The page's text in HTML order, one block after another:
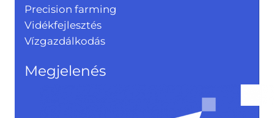
Precision farming
Vidékfejlesztés
Vízgazdálkodás
Megjelenés